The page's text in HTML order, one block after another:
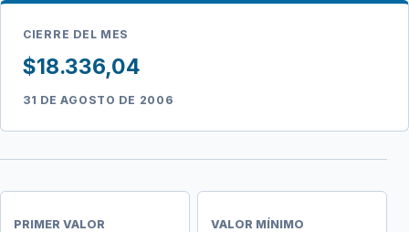
CIERRE DEL MES
$18.336,04
31 DE AGOSTO DE 2006
PRIMER VALOR VALOR MÍNIMO